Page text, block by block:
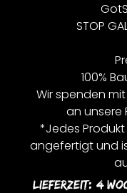
STOP
100%
Wir spenden mit
an unsere
*Jedes
angefertigt und
Lieferzeit: 4